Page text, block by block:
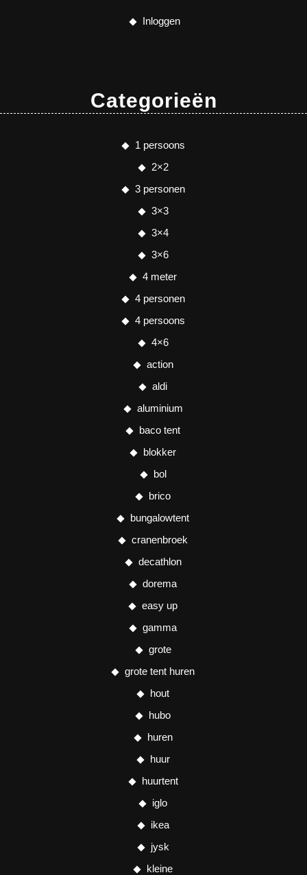
Inloggen
Categorieën
1 persoons
2×2
3 personen
3×3
3×4
3×6
4 meter
4 personen
4 persoons
4×6
action
aldi
aluminium
baco tent
blokker
bol
brico
bungalowtent
cranenbroek
decathlon
dorema
easy up
gamma
grote
grote tent huren
hout
hubo
huren
huur
huurtent
iglo
ikea
jysk
kleine